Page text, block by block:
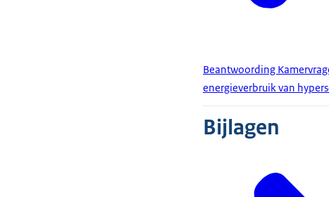
Beantwoording
energieverbruik van
Bijlagen